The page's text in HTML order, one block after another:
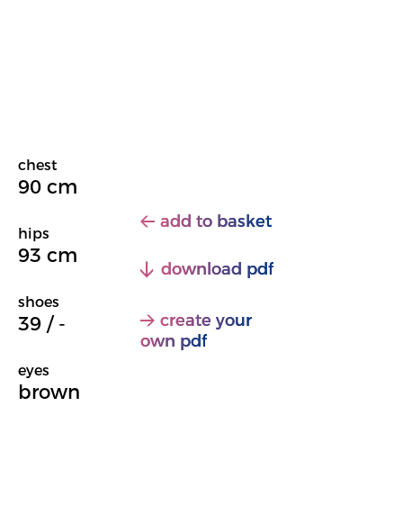
chest
90 cm
hips
93 cm
shoes
39 / -
eyes
brown
add to basket
download pdf
create your
own pdf